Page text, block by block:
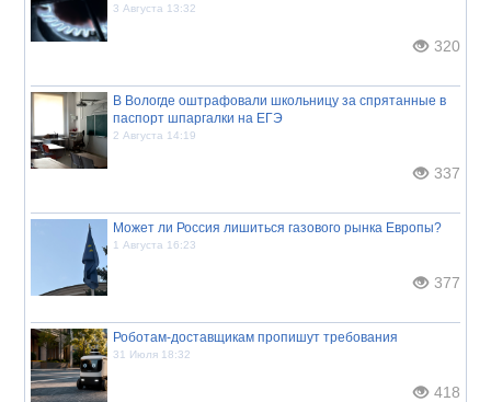
3 Августа 13:32
320
В Вологде оштрафовали школьницу за спрятанные в
паспорт шпаргалки на ЕГЭ
2 Августа 14:19
337
Может ли Россия лишиться газового рынка Европы?
1 Августа 16:23
377
Роботам-доставщикам пропишут требования
31 Июля 18:32
418